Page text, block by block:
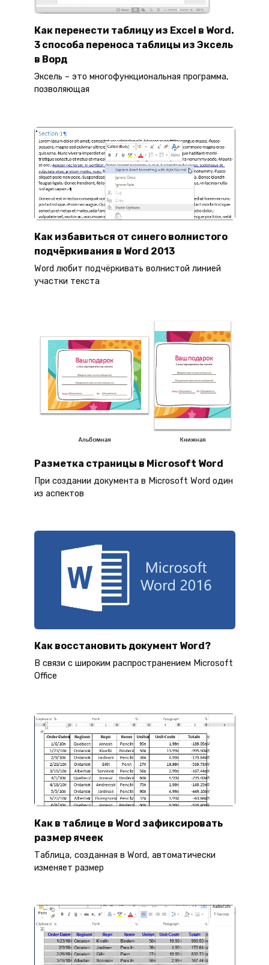
Как перенести таблицу из Excel в Word.
3 способа переноса таблицы из Эксель
в Ворд
Эксель – это многофункциональная программа,
позволяющая
Как избавиться от синего волнистого
подчёркивания в Word 2013
Word любит подчёркивать волнистой линией
участки текста
Разметка страницы в Microsoft Word
При создании документа в Microsoft Word один
из аспектов
Как восстановить документ Word?
В связи с широким распространением Microsoft
Office
Как в таблице в Word зафиксировать
размер ячеек
Таблица, созданная в Word, автоматически
изменяет размер